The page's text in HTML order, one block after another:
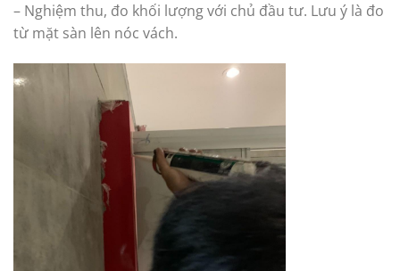
– Nghiệm thu, đo khối lượng với chủ đầu tư. Lưu ý là đo
từ mặt sàn lên nóc vách.